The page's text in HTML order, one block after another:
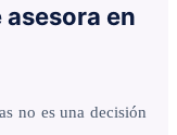
asesora en
no es una decisión